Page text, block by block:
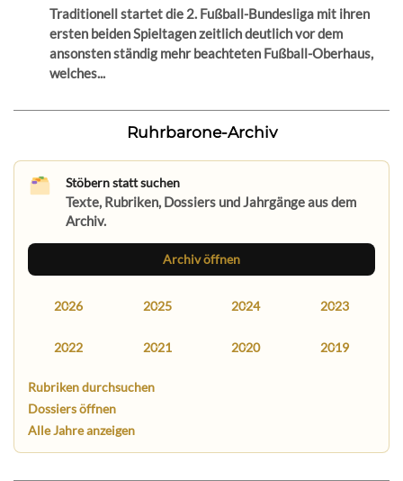
Traditionell startet die 2. Fußball-Bundesliga mit ihren
ersten beiden Spieltagen zeitlich deutlich vor dem
ansonsten ständig mehr beachteten Fußball-Oberhaus,
welches...
Ruhrbarone-Archiv
Stöbern statt suchen
Texte, Rubriken, Dossiers und Jahrgänge aus dem
Archiv.
Archiv öffnen
2026 2025 2024 2023
2022 2021 2020 2019
Rubriken durchsuchen
Dossiers öffnen
Alle Jahre anzeigen